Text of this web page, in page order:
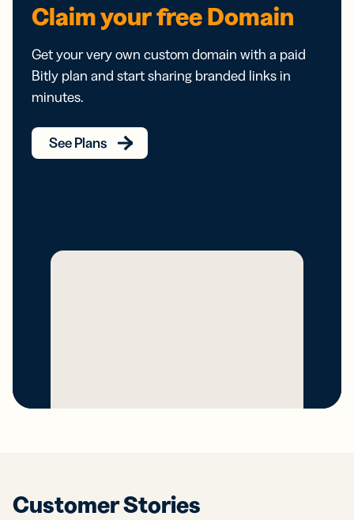
Claim your free Domain
Get your very own custom domain with a paid
Bitly plan and start sharing branded links in
minutes.
See Plans
Customer Stories